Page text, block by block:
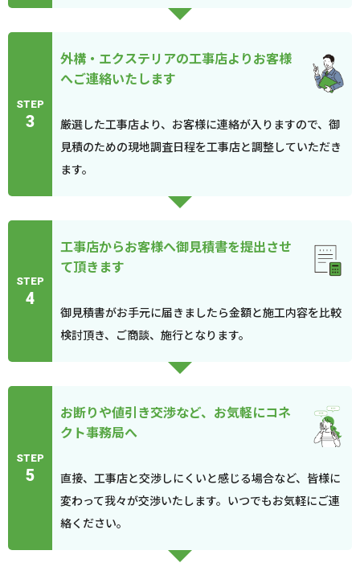
STEP
3
外構・エクステリアの工事店よりお客様
へご連絡いたします
厳選した工事店より、お客様に連絡が入りますので、御
見積のための現地調査日程を工事店と調整していただき
ます。
STEP
4
工事店からお客様へ御見積書を提出させ
て頂きます
御見積書がお手元に届きましたら金額と施工内容を比較
検討頂き、ご商談、施行となります。
STEP
5
お断りや値引き交渉など、お気軽にコネ
クト事務局へ
直接、工事店と交渉しにくいと感じる場合など、皆様に
変わって我々が交渉いたします。いつでもお気軽にご連
絡ください。